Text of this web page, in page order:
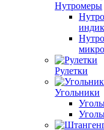
Нутромеры
Рулетки
Угольники